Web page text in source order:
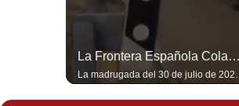
La Frontera Española Colapsa ¿Qué Está Pasando En Ceuta? | Gestión Mundo